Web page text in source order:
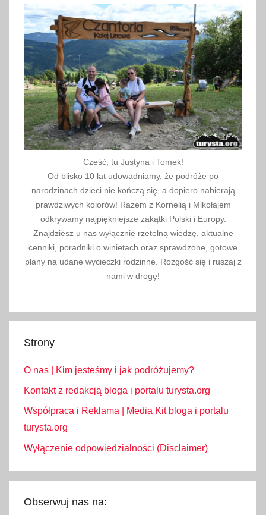
c
a
2
2
6
Cześć, tu Justyna i Tomek!
Od blisko 10 lat udowadniamy, że podróże po
narodzinach dzieci nie kończą się, a dopiero nabierają
prawdziwych kolorów! Razem z Kornelią i Mikołajem
odkrywamy najpiękniejsze zakątki Polski i Europy.
Znajdziesz u nas wyłącznie rzetelną wiedzę, aktualne
cenniki, poradniki o winietach oraz sprawdzone, gotowe
plany na udane wycieczki rodzinne. Rozgość się i ruszaj z
nami w drogę!
Strony
O nas | Kim jesteśmy i jak podróżujemy?
Kontakt z redakcją bloga i portalu turysta.org
Współpraca i Reklama | Media Kit bloga i portalu
turysta.org
Wyłączenie odpowiedzialności (Disclaimer)
Obserwuj nas na: